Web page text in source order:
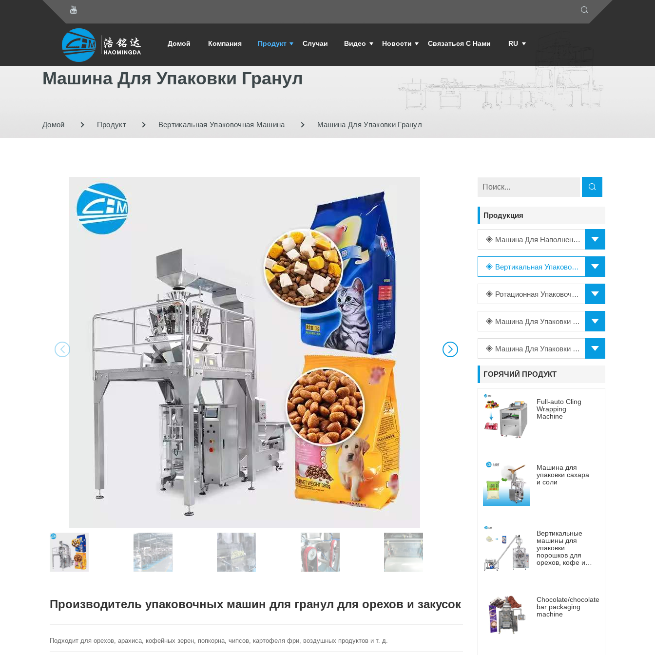
Домой Компания Продукт Случаи Видео Новости Связаться С Нами RU
Машина Для Упаковки Гранул
Домой Продукт Вертикальная Упаковочная Машина Машина Для Упаковки Гранул
Производитель упаковочных машин для гранул для орехов и закусок
Подходит для орехов, арахиса, кофейных зерен, попкорна, чипсов, картофеля фри, воздушных продуктов и т. д.
Продукция
Машина Для Наполнения
Вертикальная Упаковочная Машина
Ротационная Упаковочная Машина
Машина Для Упаковки В Пакеты
Машина Для Упаковки В Пищевую Пленку
ГОРЯЧИЙ ПРОДУКТ
Full-auto Cling
Wrapping
Machine
Машина для
упаковки сахара
и соли
Вертикальные
машины для
упаковки
порошков для
орехов, кофе и т.
Chocolate/chocolate
bar packaging
machine